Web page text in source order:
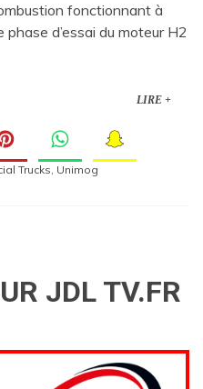
fonctionnant à
phase d’essai du moteur H2
LIRE +
Trucks, Unimog
JDL TV.FR